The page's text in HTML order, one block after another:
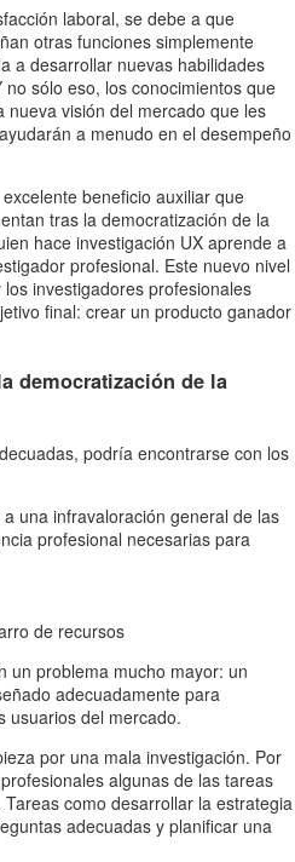
laboral, se debe a que
otras funciones simplemente
a desarrollar nuevas habilidades
sólo eso, los conocimientos que
visión del mercado que les
a menudo en el desempeño
beneficio auxiliar que
tras la democratización de la
hace investigación UX aprende a
profesional. Este nuevo nivel
investigadores profesionales
final: crear un producto ganador
democratización de la
podría encontrarse con los
una infravaloración general de las
profesional necesarias para
de recursos
un problema mucho mayor: un
adecuadamente para
usuarios del mercado.
por una mala investigación. Por
algunas de las tareas
como desarrollar la estrategia
adecuadas y planificar una